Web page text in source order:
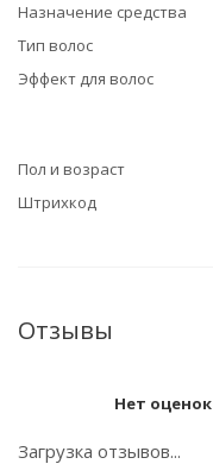
Назначение средства
Тип волос
Эффект для волос
Пол и возраст
Штрихкод
Отзывы
Нет оценок
Загрузка отзывов...